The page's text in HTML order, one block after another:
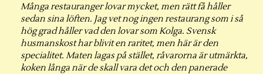
Många restauranger lovar mycket, men rätt få håller
sedan sina löften. Jag vet nog ingen restaurang som i så
hög grad håller vad den lovar som Kolga. Svensk
husmanskost har blivit en raritet, men här är den
specialitet. Maten lagas på stället, råvarorna är utmärkta,
koken långa när de skall vara det och den panerade